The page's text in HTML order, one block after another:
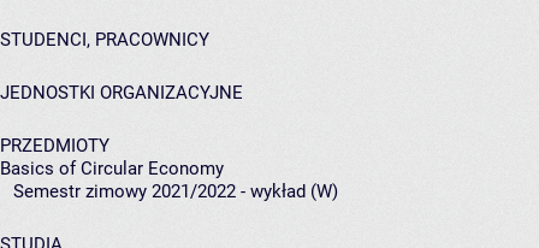
STUDENCI, PRACOWNICY
JEDNOSTKI ORGANIZACYJNE
PRZEDMIOTY
Basics of Circular Economy
Semestr zimowy 2021/2022 - wykład (W)